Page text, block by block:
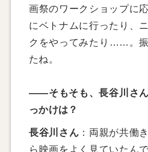
画祭のワークショップに
にベトナムに行ったり、
クをやってみたり……。
たね。
――そもそも、長谷川さん
っかけは？
長谷川さん ：両親が共働
ら映画をよく見ていたん